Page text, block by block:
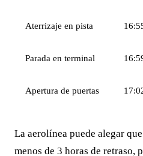
Aterrizaje en pista
Parada en terminal
Apertura de puertas
La aerolínea puede alegar
menos de 3 horas de retraso,